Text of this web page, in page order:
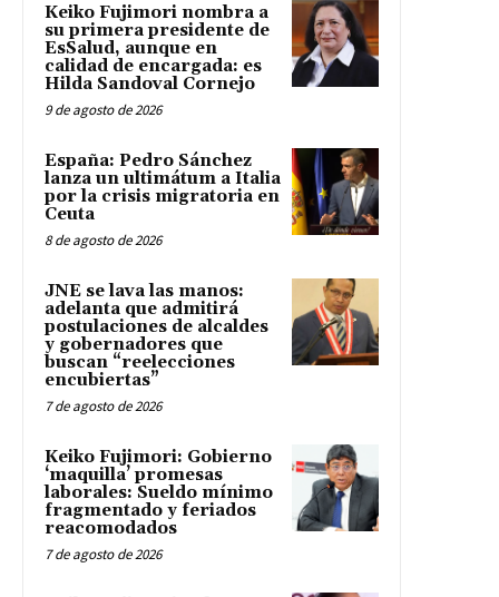
Keiko Fujimori nombra a
su primera presidente de
EsSalud, aunque en
calidad de encargada: es
Hilda Sandoval Cornejo
9 de agosto de 2026
España: Pedro Sánchez
lanza un ultimátum a Italia
por la crisis migratoria en
Ceuta
8 de agosto de 2026
JNE se lava las manos:
adelanta que admitirá
postulaciones de alcaldes
y gobernadores que
buscan “reelecciones
encubiertas”
7 de agosto de 2026
Keiko Fujimori: Gobierno
‘maquilla’ promesas
laborales: Sueldo mínimo
fragmentado y feriados
reacomodados
7 de agosto de 2026